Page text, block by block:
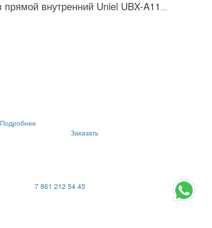
Соединитель для шинопроводов прямой внутренний Uniel UBX-A11 Silver 09743
Подробнее
Заказать
7 861 212 54 45